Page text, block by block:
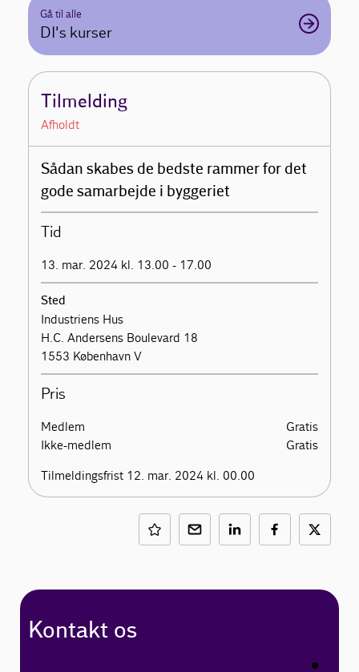
Gå til alle
DI's kurser
Tilmelding
Afholdt
Sådan skabes de bedste rammer for det
gode samarbejde i byggeriet
Tid
13. mar. 2024 kl. 13.00 - 17.00
Sted
Industriens Hus
H.C. Andersens Boulevard 18
1553 København V
Pris
Medlem
Gratis
Ikke-medlem
Gratis
Tilmeldingsfrist 12. mar. 2024 kl. 00.00
Kontakt os